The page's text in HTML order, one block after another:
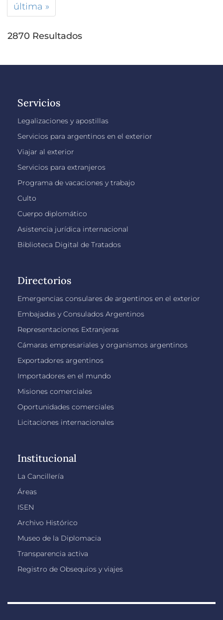
última »
2870 Resultados
Servicios
Legalizaciones y apostillas
Servicios para argentinos en el exterior
Viajar al exterior
Servicios para extranjeros
Programa de vacaciones y trabajo
Culto
Cuerpo diplomático
Asistencia jurídica internacional
Biblioteca Digital de Tratados
Directorios
Emergencias consulares de argentinos en el exterior
Embajadas y Consulados Argentinos
Representaciones Extranjeras
Cámaras empresariales y organismos argentinos
Exportadores argentinos
Importadores en el mundo
Misiones comerciales
Oportunidades comerciales
Licitaciones internacionales
Institucional
La Cancillería
Áreas
ISEN
Archivo Histórico
Museo de la Diplomacia
Transparencia activa
Registro de Obsequios y viajes